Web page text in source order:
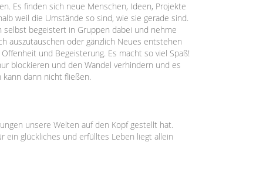
Es finden sich neue Menschen, Ideen, Projekte
weil die Umstände so sind, wie sie gerade sind.
begeistert in Gruppen dabei und nehme
auszutauschen oder gänzlich Neues entstehen
und Begeisterung. Es macht so viel Spaß!
blockieren und den Wandel verhindern und es
dann nicht fließen.
unsere Welten auf den Kopf gestellt hat.
ein glückliches und erfülltes Leben liegt allein